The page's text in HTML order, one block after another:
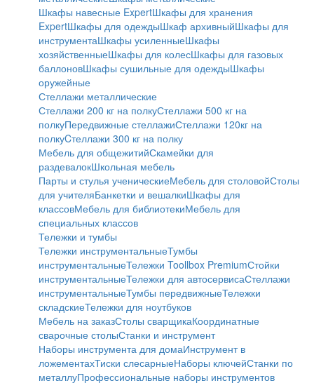
Шкафы навесные ExpertШкафы для хранения
ExpertШкафы для одеждыШкаф архивныйШкафы для
инструментаШкафы усиленныеШкафы
хозяйственныеШкафы для колесШкафы для газовых
баллоновШкафы сушильные для одеждыШкафы
оружейные
Стеллажи металлические
Стеллажи 200 кг на полкуСтеллажи 500 кг на
полкуПередвижные стеллажиСтеллажи 120кг на
полкуCтеллажи 300 кг на полку
Мебель для общежитийСкамейки для
раздевалокШкольная мебель
Парты и стулья ученическиеМебель для столовойСтолы
для учителяБанкетки и вешалкиШкафы для
классовМебель для библиотекиМебель для
специальных классов
Тележки и тумбы
Тележки инструментальныеТумбы
инструментальныеТележки Toollbox PremiumСтойки
инструментальныеТележки для автосервисаСтеллажи
инструментальныеТумбы передвижныеТележки
складскиеТележки для ноутбуков
Мебель на заказСтолы сварщикаКоординатные
сварочные столыСтанки и инструмент
Наборы инструмента для домаИнструмент в
ложементахТиски слесарныеНаборы ключейСтанки по
металлуПрофессиональные наборы инструментов